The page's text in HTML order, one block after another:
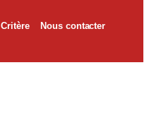
Critère Nous contacter